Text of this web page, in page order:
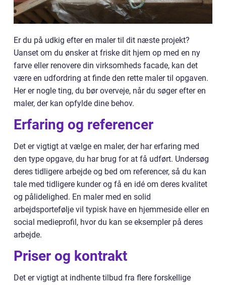
Er du på udkig efter en maler til dit næste projekt?
Uanset om du ønsker at friske dit hjem op med en ny
farve eller renovere din virksomheds facade, kan det
være en udfordring at finde den rette maler til opgaven.
Her er nogle ting, du bør overveje, når du søger efter en
maler, der kan opfylde dine behov.
Erfaring og referencer
Det er vigtigt at vælge en maler, der har erfaring med
den type opgave, du har brug for at få udført. Undersøg
deres tidligere arbejde og bed om referencer, så du kan
tale med tidligere kunder og få en idé om deres kvalitet
og pålidelighed. En maler med en solid
arbejdsportefølje vil typisk have en hjemmeside eller en
social medieprofil, hvor du kan se eksempler på deres
arbejde.
Priser og kontrakt
Det er vigtigt at indhente tilbud fra flere forskellige